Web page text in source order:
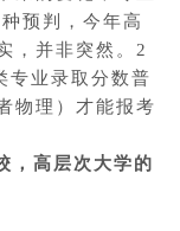
预判，今年高
，并非突然。2
专业录取分数普
物理）才能报考
，高层次大学的